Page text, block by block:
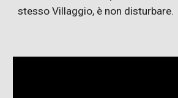
stesso Villaggio, è non disturbare.